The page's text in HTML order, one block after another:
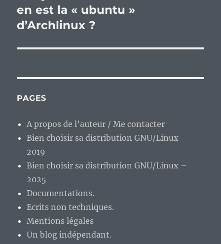
suivante :
en est la « ubuntu »
d’Archlinux ?
PAGES
A propos de l’auteur / Me contacter
Bien choisir sa distribution GNU/Linux –
2019
Bien choisir sa distribution GNU/Linux –
2025
Documentations.
Ecrits non techniques.
Mentions légales
Un blog indépendant.